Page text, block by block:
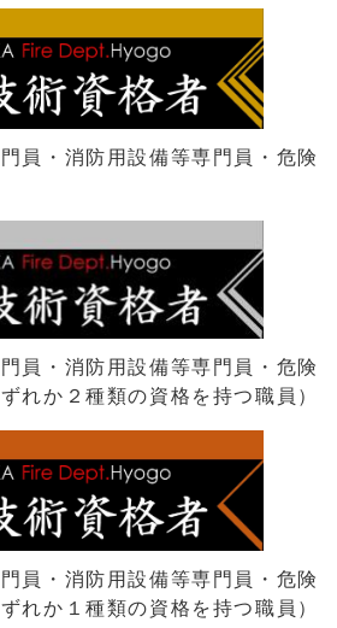
員・消防用設備等専門員・危険
員・消防用設備等専門員・危険
れか２種類の資格を持つ職員）
員・消防用設備等専門員・危険
れか１種類の資格を持つ職員）